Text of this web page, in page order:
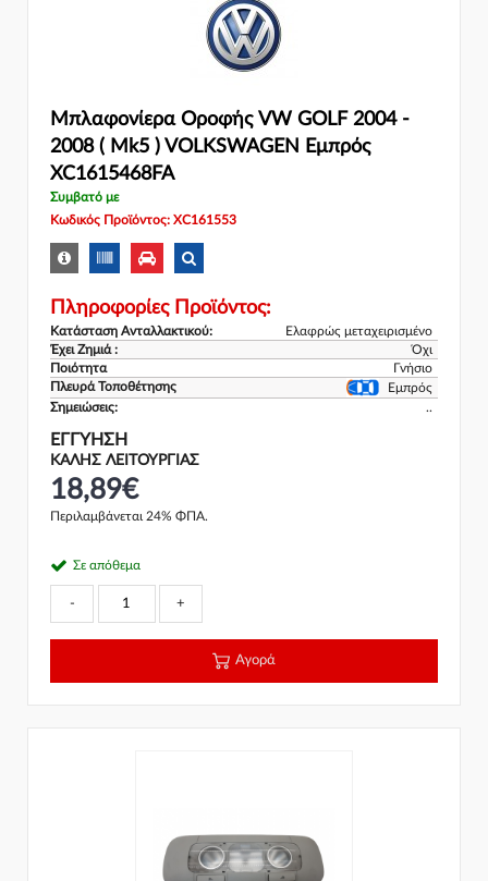
Μπλαφονίερα Οροφής VW GOLF 2004 -
2008 ( Mk5 ) VOLKSWAGEN Εμπρός
XC1615468FA
Συμβατό με
Κωδικός Προϊόντος: XC161553
Πληροφορίες Προϊόντος:
Κατάσταση Ανταλλακτικού:
Ελαφρώς μεταχειρισμένο
Έχει Ζημιά :
Όχι
Ποιότητα
Γνήσιο
Πλευρά Τοποθέτησης
Εμπρός
Σημειώσεις:
..
ΕΓΓΎΗΣΗ
ΚΑΛΗΣ ΛΕΙΤΟΥΡΓΙΑΣ
18,89€
Περιλαμβάνεται 24% ΦΠΑ.
Σε απόθεμα
- +
Αγορά